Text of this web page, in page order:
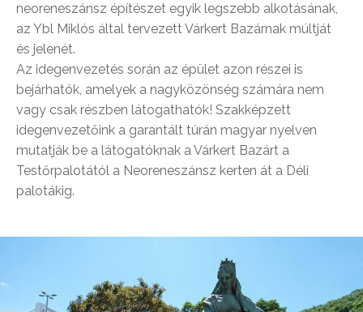
neoreneszánsz építészet egyik legszebb alkotásának,
az Ybl Miklós által tervezett Várkert Bazárnak múltját
és jelenét.
Az idegenvezetés során az épület azon részei is
bejárhatók, amelyek a nagyközönség számára nem
vagy csak részben látogathatók! Szakképzett
idegenvezetőink a garantált túrán magyar nyelven
mutatják be a látogatóknak a Várkert Bazárt a
Testőrpalotától a Neoreneszánsz kerten át a Déli
palotákig.